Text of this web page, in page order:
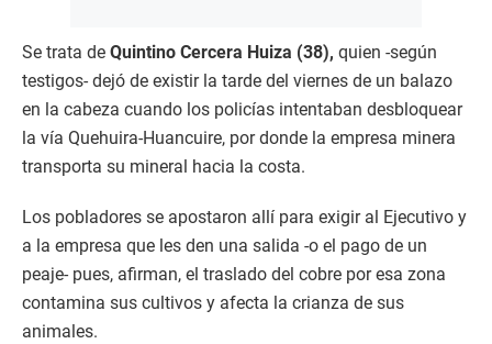
Se trata de Quintino Cercera Huiza (38), quien -según
testigos- dejó de existir la tarde del viernes de un balazo
en la cabeza cuando los policías intentaban desbloquear
la vía Quehuira-Huancuire, por donde la empresa minera
transporta su mineral hacia la costa.
Los pobladores se apostaron allí para exigir al Ejecutivo y
a la empresa que les den una salida -o el pago de un
peaje- pues, afirman, el traslado del cobre por esa zona
contamina sus cultivos y afecta la crianza de sus
animales.